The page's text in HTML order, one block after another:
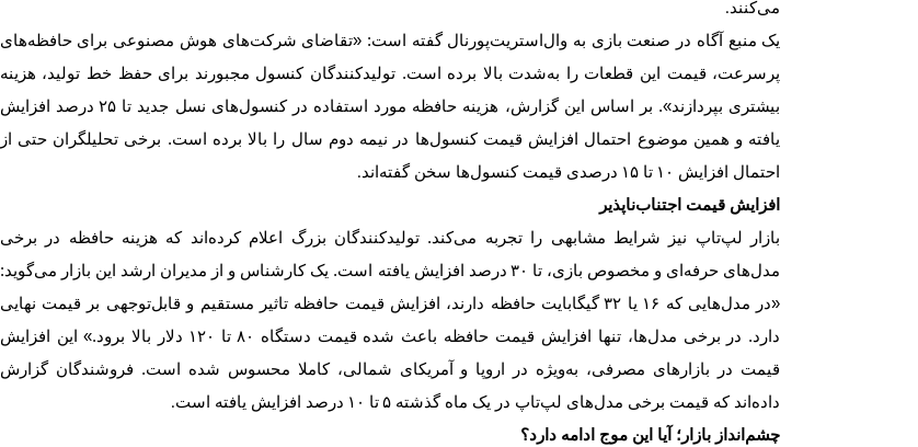
می‌کنند.
یک منبع آگاه در صنعت بازی به وال‌استریت‌پورنال گفته است: «تقاضای شرکت‌های هوش مصنوعی برای حافظه‌های
پرسرعت، قیمت این قطعات را به‌شدت بالا برده است. تولیدکنندگان کنسول مجبورند برای حفظ خط تولید، هزینه
بیشتری بپردازند». بر اساس این گزارش، هزینه حافظه مورد استفاده در کنسول‌های نسل جدید تا ۲۵ درصد افزایش
یافته و همین موضوع احتمال افزایش قیمت کنسول‌ها در نیمه دوم سال را بالا برده است. برخی تحلیلگران حتی از
احتمال افزایش ۱۰ تا ۱۵ درصدی قیمت کنسول‌ها سخن گفته‌اند.
افزایش قیمت اجتناب‌ناپذیر
بازار لپ‌تاپ نیز شرایط مشابهی را تجربه می‌کند. تولیدکنندگان بزرگ اعلام کرده‌اند که هزینه حافظه در برخی
مدل‌های حرفه‌ای و مخصوص بازی، تا ۳۰ درصد افزایش یافته است. یک کارشناس و از مدیران ارشد این بازار می‌گوید:
«در مدل‌هایی که ۱۶ یا ۳۲ گیگابایت حافظه دارند، افزایش قیمت حافظه تاثیر مستقیم و قابل‌توجهی بر قیمت نهایی
دارد. در برخی مدل‌ها، تنها افزایش قیمت حافظه باعث شده قیمت دستگاه
۸۰ تا ۱۲۰ دلار بالا برود.» این افزایش
قیمت در بازارهای مصرفی، به‌ویژه در اروپا و آمریکای شمالی، کاملا محسوس شده است. فروشندگان گزارش
داده‌اند که قیمت برخی مدل‌های لپ‌تاپ در یک ماه گذشته ۵ تا ۱۰ درصد افزایش یافته است.
چشم‌انداز بازار؛ آیا این موج ادامه دارد؟